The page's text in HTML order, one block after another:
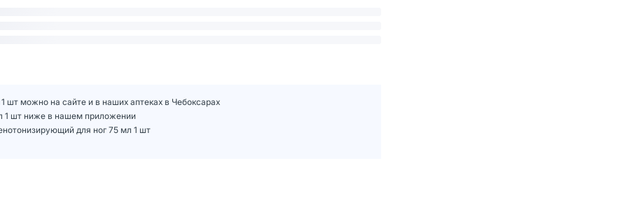
шт можно на сайте и в наших аптеках в Чебоксарах
1 шт ниже в нашем приложении
для ног 75 мл 1 шт